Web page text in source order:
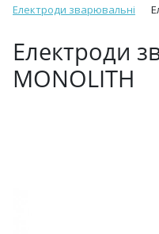
Електроди зварювальні
Електроди
MONOLITH